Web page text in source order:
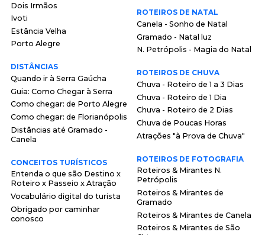
Dois Irmãos
Ivoti
Estância Velha
Porto Alegre
DISTÂNCIAS
Quando ir à Serra Gaúcha
Guia: Como Chegar à Serra
Como chegar: de Porto Alegre
Como chegar: de Florianópolis
Distâncias até Gramado -
Canela
CONCEITOS TURÍSTICOS
Entenda o que são Destino x
Roteiro x Passeio x Atração
Vocabulário digital do turista
Obrigado por caminhar
conosco
ROTEIROS DE NATAL
Canela - Sonho de Natal
Gramado - Natal luz
N. Petrópolis - Magia do Natal
ROTEIROS DE CHUVA
Chuva - Roteiro de 1 a 3 Dias
Chuva - Roteiro de 1 Dia
Chuva - Roteiro de 2 Dias
Chuva de Poucas Horas
Atrações "à Prova de Chuva"
ROTEIROS DE FOTOGRAFIA
Roteiros & Mirantes N.
Petrópolis
Roteiros & Mirantes de
Gramado
Roteiros & Mirantes de Canela
Roteiros & Mirantes de São